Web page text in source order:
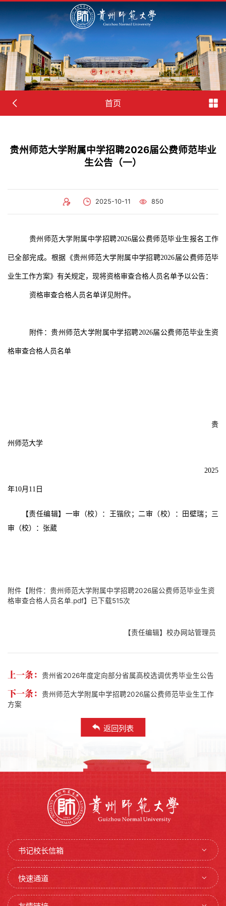
首页
贵州师范大学附属中学招聘2026届公费师范毕业
生公告（一）
2025-10-11 850
贵州师范大学附属中学招聘2026届公费师范毕业生报名工作
已全部完成。根据《贵州师范大学附属中学招聘2026届公费师范毕
业生工作方案》有关规定，现将资格审查合格人员名单予以公告：
资格审查合格人员名单详见附件。
附件：贵州师范大学附属中学招聘2026届公费师范毕业 生资
格审查合格人员名单
贵
州师范大学
2025
年10月 11 日
【责任编辑】一审（校）： 王锴欣； 二审（校）：田壁瑞；三
审（校）： 张葳
附件【附件：贵州师范大学附属中学招聘2026届公费师范毕业生资
格审查合格人员名单.pdf】已下载515次
【责任编辑】校办网站管理员
上一条： 贵州省2026年度定向部分省属高校选调优秀毕业生公告
下一条：
贵州师范大学附属中学招聘2026届公费师范毕业生工作
方案
返回列表
书记校长信箱
快速通道